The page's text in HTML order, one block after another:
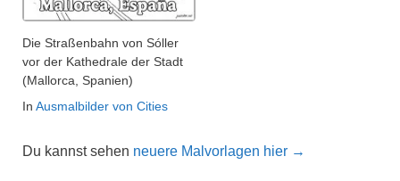
Die Straßenbahn von Sóller
vor der Kathedrale der Stadt
(Mallorca, Spanien)
In Ausmalbilder von Cities
Du kannst sehen neuere Malvorlagen hier →